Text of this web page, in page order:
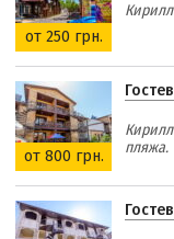
от 250 грн.
от 800 грн.
пляжа.